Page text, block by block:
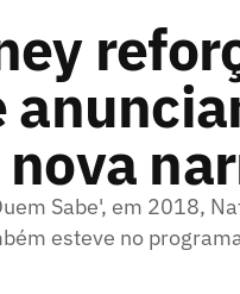
Sabe', em 2018,
esteve no